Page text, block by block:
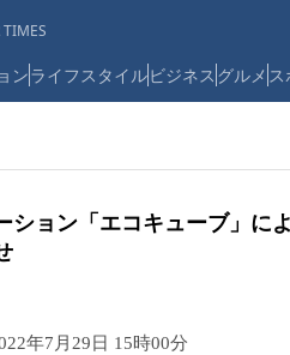
ンライフスタイルビジネス グルメ ス
ション「エコキューブ」に
年7月29日 15時00分